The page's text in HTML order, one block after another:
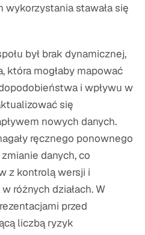
stawała się
był brak dynamicznej,
która mogłaby mapować
i wpływu w
się
nowych danych.
ręcznego ponownego
danych, co
z kontrolą wersji i
różnych działach. W
przed
liczbą ryzyk